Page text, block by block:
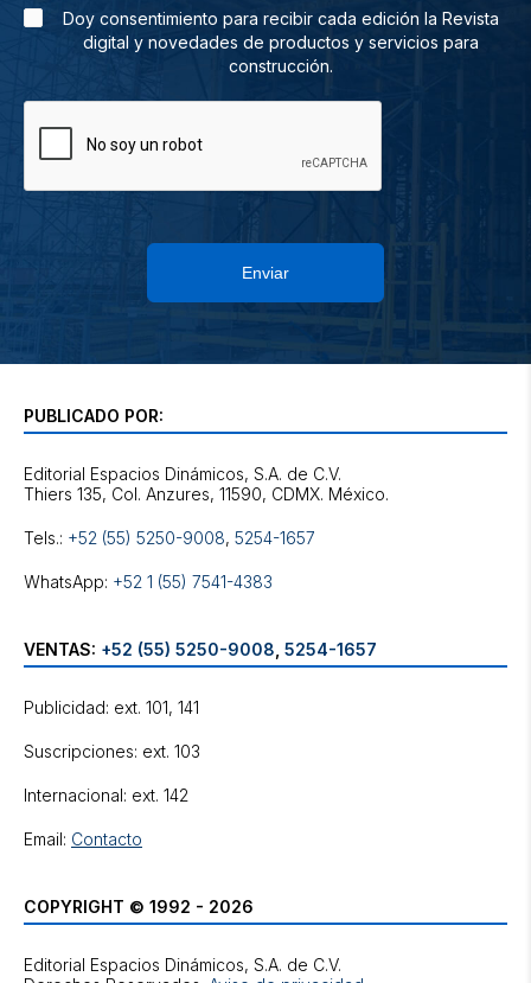
Doy consentimiento para recibir cada edición la Revista
digital y novedades de productos y servicios para
construcción.
Enviar
PUBLICADO POR:
Editorial Espacios Dinámicos, S.A. de C.V.
Tels.: +52 (55) 5250-9008, 5254-1657
WhatsApp: +52 1 (55) 7541-4383
VENTAS: +52 (55) 5250-9008 5254-1657
Publicidad: ext. 101, 141
Suscripciones: ext. 103
Internacional: ext. 142
Email: Contacto
COPYRIGHT © 1992 - 2026
Editorial Espacios Dinámicos, S.A. de C.V.